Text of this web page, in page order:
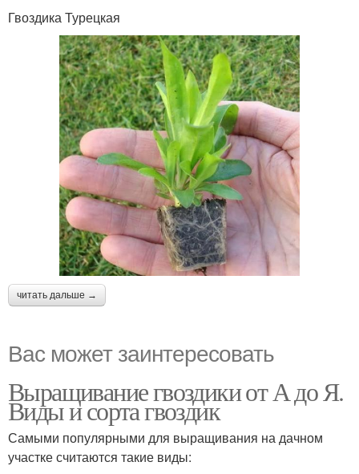
Гвоздика Турецкая
читать дальше →
Вас может заинтересовать
Выращивание гвоздики от А до Я.
Виды и сорта гвоздик
Самыми популярными для выращивания на дачном
участке считаются такие виды: